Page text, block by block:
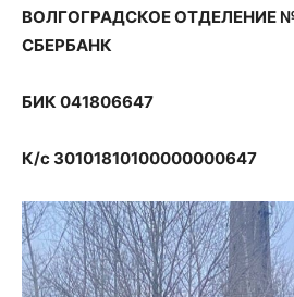
ВОЛГОГРАДСКОЕ ОТДЕЛЕНИЕ
СБЕРБАНК
БИК 041806647
К/с 30101810100000000647